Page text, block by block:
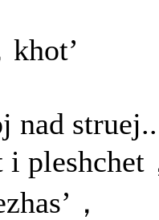
khot’
nad
i pleshchet
，